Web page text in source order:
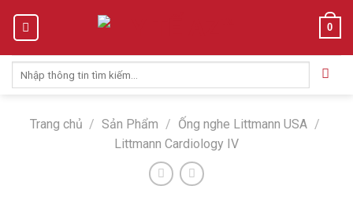
0
kiếm:
Trang chủ / Sản Phẩm / Ống nghe Littmann USA /
Littmann Cardiology IV